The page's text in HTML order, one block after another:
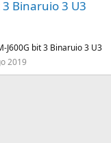
3 Binaruio 3 U3
J600G bit 3 Binaruio 3 U3
2019